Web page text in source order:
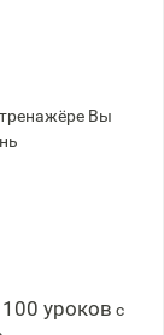
Вы
100 уроков с